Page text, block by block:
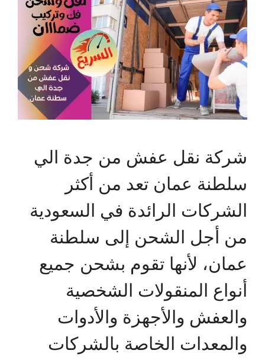
شركة نقل عفش من جدة الي
سلطنة عمان تعد من أكثر
الشركات الرائدة في السعودية
من أجل الشحن إلى سلطنة
عمان، لأنها تقوم بشحن جميع
أنواع المنقولات الشخصية
والعفش والأجهزة والأدوات
والمعدات الخاصة بالشركات